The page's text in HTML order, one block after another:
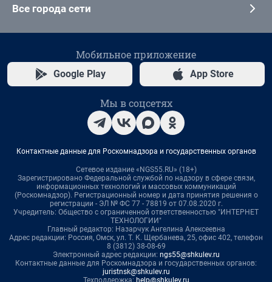
Все города сети
Мобильное приложение
Google Play App Store
Мы в соцсетях
Контактные данные для Роскомнадзора и государственных органов
Сетевое издание «NGS55.RU» (18+)
Зарегистрировано Федеральной службой по надзору в сфере связи,
информационных технологий и массовых коммуникаций
(Роскомнадзор). Регистрационный номер и дата принятия решения о
регистрации - ЭЛ № ФС 77 - 78819 от 07.08.2020 г.
Учредитель: Общество с ограниченной ответственностью "ИНТЕРНЕТ
ТЕХНОЛОГИИ"
Главный редактор: Назарчук Ангелина Алексеевна
Адрес редакции: Россия, Омск, ул. Т. К. Щербанева, 25, офис 402, телефон
8 (3812) 38-08-69
Электронный адрес редакции: ngs55@shkulev.ru
Контактные данные для Роскомнадзора и государственных органов:
juristnsk@shkulev.ru
Техподдержка: help@shkulev.ru